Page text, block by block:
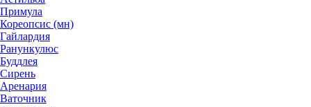
Примула
Кореопсис (мн)
Гайлардия
Ранункулюс
Буддлея
Сирень
Аренария
Ваточник